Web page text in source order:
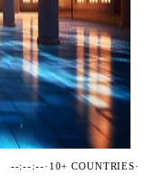
--:--:--· 10+ COUNTRIES·